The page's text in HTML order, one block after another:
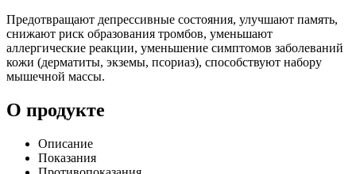
Предотвращают депрессивные состояния, улучшают память,
снижают риск образования тромбов, уменьшают
аллергические реакции, уменьшение симптомов заболеваний
кожи (дерматиты, экземы, псориаз), способствуют набору
мышечной массы.
О продукте
Описание
Показания